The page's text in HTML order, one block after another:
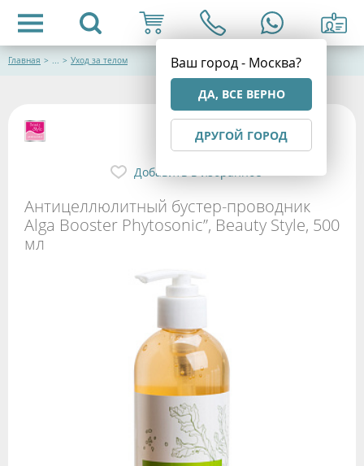
Ваш город - Москва?
ДА, ВСЕ ВЕРНО
ДРУГОЙ ГОРОД
Главная > ... > Уход за телом
Антицеллюлитный бустер-проводник
Alga Booster Phytosonic”, Beauty Style, 500
мл
Добавить в избранное